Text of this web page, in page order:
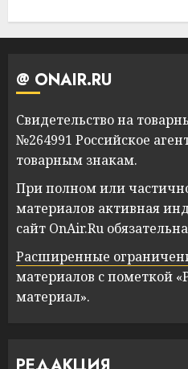
@ ONAIR.RU
Свидетельство на
№264991 Российское
товарным знакам.
При полном или
материалов активная
сайт OnAir.Ru
Расширенные
материалов с пометкой
материал».